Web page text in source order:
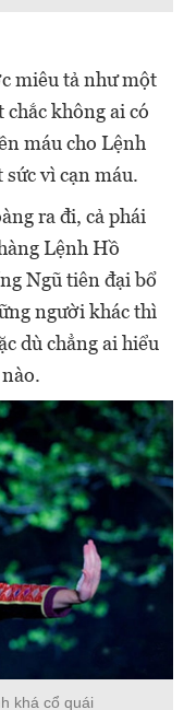
miêu tả như một
chắc không ai có
máu cho Lệnh
vì cạn máu.
ra đi, cả phái
Lệnh Hồ
Ngũ tiên đại bổ
người khác thì
dù chẳng ai hiểu
khá cổ quái